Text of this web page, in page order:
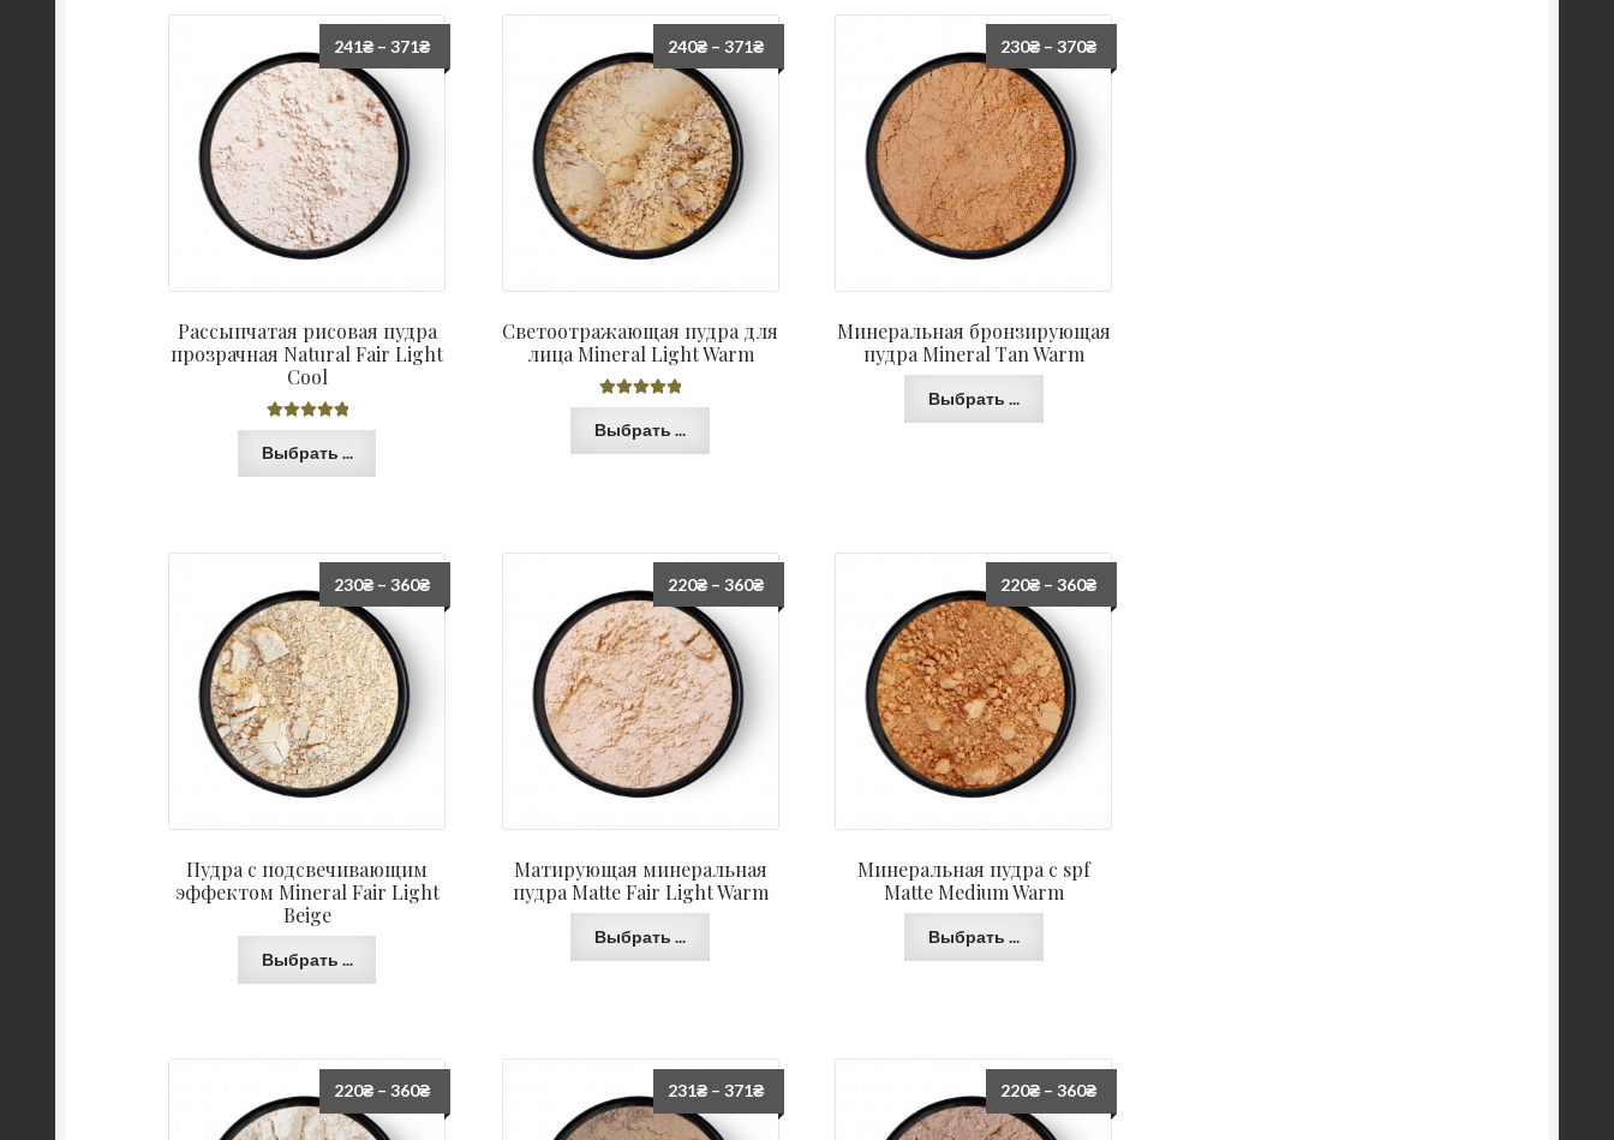
Рассыпчатая рисовая пудра
прозрачная Natural Fair Light
Cool
Оценка5.00
из 5
241₴ –371₴
Выбрать ...
Светоотражающая пудра для
лица Mineral Light Warm
Оценка5.00
из 5
240₴– 371₴
Выбрать ...
Минеральная бронзирующая
пудра Mineral Tan Warm
230₴ –370₴
Выбрать ...
Пудра с подсвечивающим
эффектом Mineral Fair Light
Beige
230₴ –360₴
Выбрать ...
Матирующая минеральная
пудра Matte Fair Light Warm
220₴– 360₴
Выбрать ...
Минеральная пудра с spf
Matte Medium Warm
220₴ –360₴
Выбрать ...
220₴ –360₴ 231₴– 371₴ 220₴ –360₴